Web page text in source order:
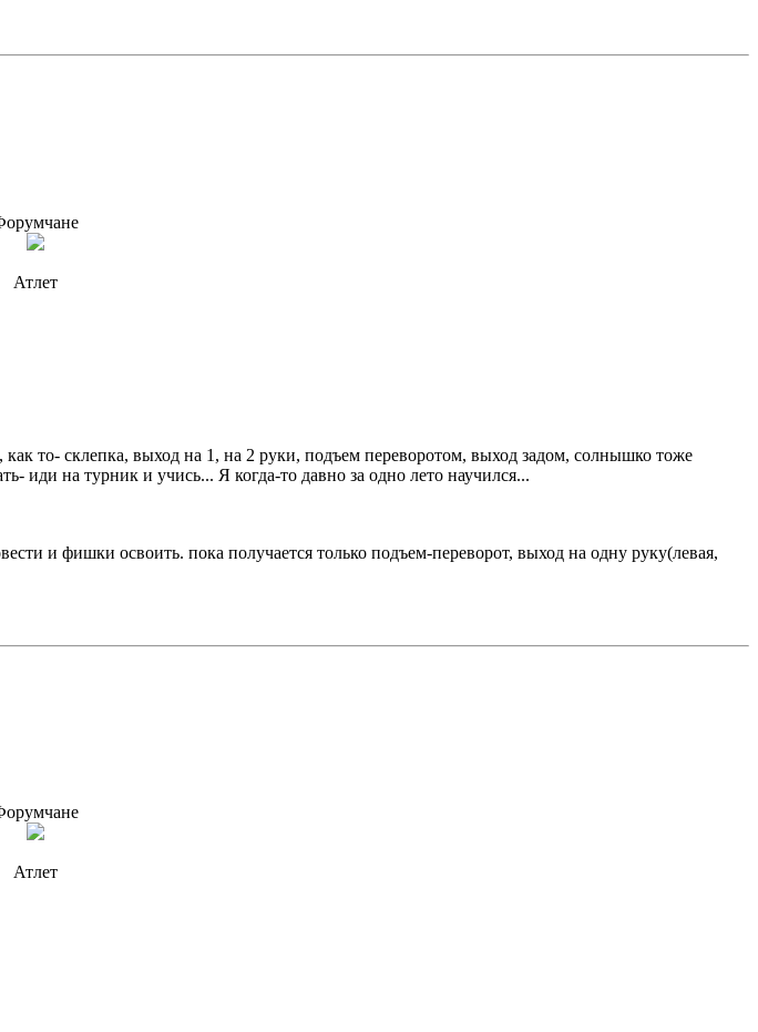
Атлет
то- склепка, выход на 1, на 2 руки, подъем переворотом, выход задом, солнышко тоже
иди на турник и учись... Я когда-то давно за одно лето научился...
и фишки освоить. пока получается только подъем-переворот, выход на одну руку(левая,
Атлет